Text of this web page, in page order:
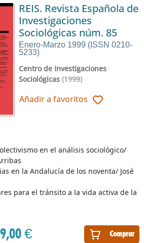
REIS. Revista Española de
Investigaciones
Sociológicas núm. 85
Enero-Marzo 1999 (ISSN 0210-
5233)
Centro de Investigaciones
Sociológicas(1999)
Añadir a favoritos
€ Comprar
en el análisis sociológico/
en la Andalucía de los noventa/ José
para el tránsito a la vida activa de la